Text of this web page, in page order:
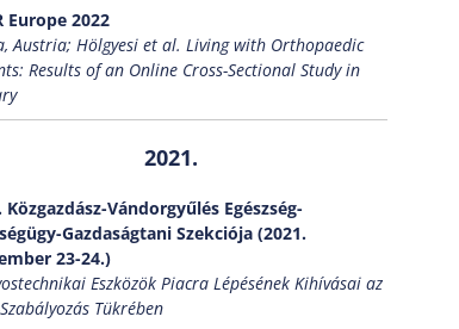
Europe 2022
Austria; Hölgyesi et al. Living with Orthopaedic
Results of an Online Cross-Sectional Study in
2021.
Közgazdász-Vándorgyűlés Egészség-
Gazdaságtani Szekciója (2021.
23-24.)
Eszközök Piacra Lépésének Kihívásai az
Tükrében